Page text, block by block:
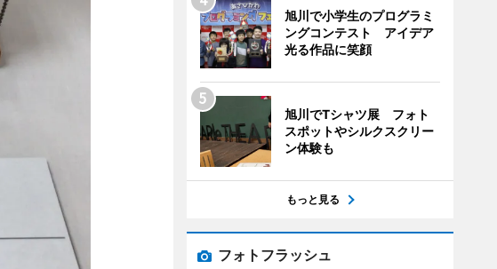
旭川で小学生のプログラミ
ングコンテスト アイデア
光る作品に笑顔
旭川でTシャツ展 フォト
スポットやシルクスクリー
ン体験も
もっと見る
フォトフラッシュ